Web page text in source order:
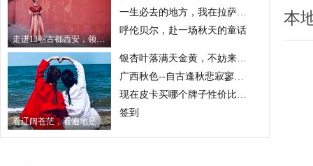
走进13朝古都西安，领略千古帝都的文化底蕴
一生必去的地方，我在拉萨转山转水转佛塔。
呼伦贝尔，赴一场秋天的童话
看辽阔苍茫，看遍地是牛羊的景象，我的大西北圆梦之旅。
银杏叶落满天金黄，不妨来建德邂逅一场曼妙的深秋。
广西秋色--自古逢秋悲寂寥，我言秋日胜春朝。
现在皮卡买哪个牌子性价比更高
签到
本